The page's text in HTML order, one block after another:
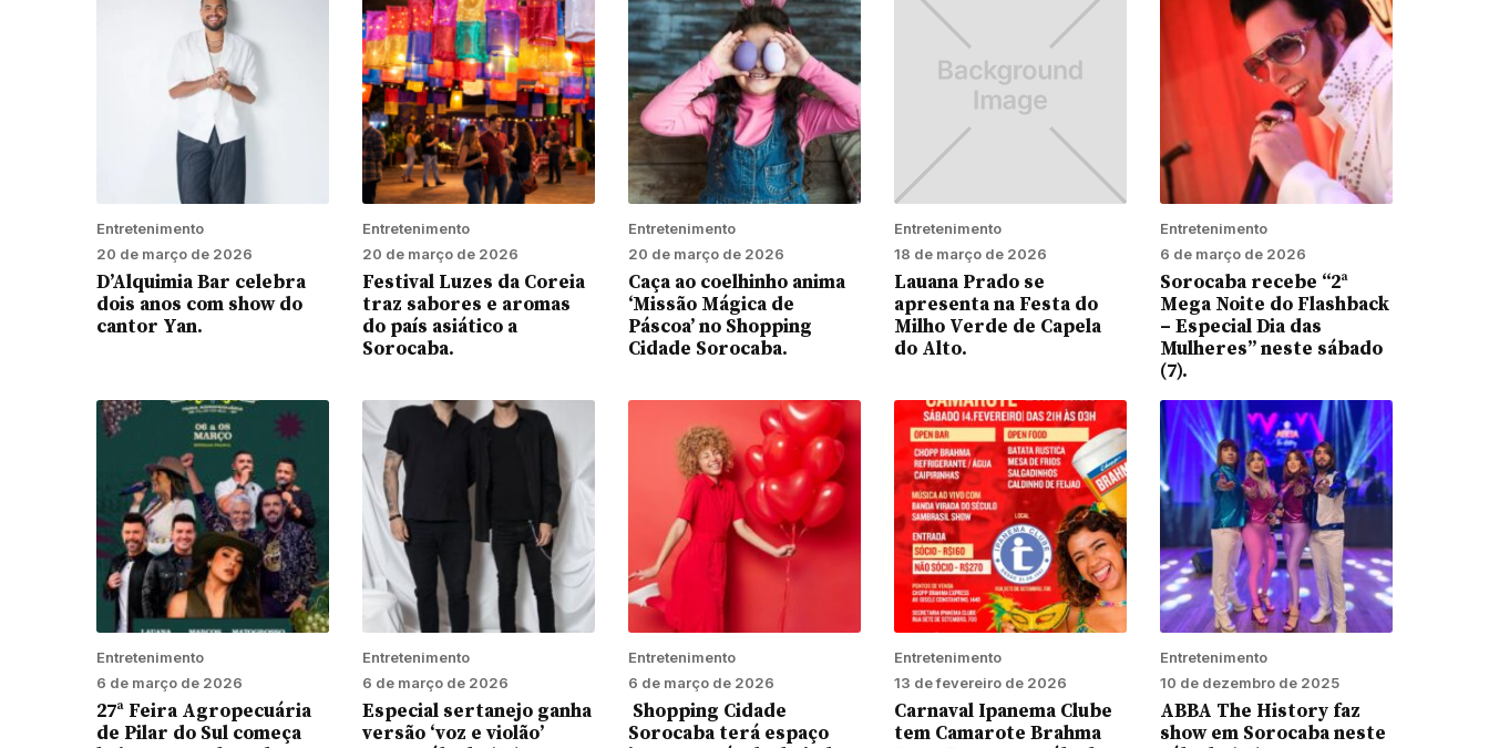
Entretenimento
20 de março de 2026
D’Alquimia Bar celebra
dois anos com show do
cantor Yan.
Entretenimento
20 de março de 2026
Festival Luzes da Coreia
traz sabores e aromas
do país asiático a
Sorocaba.
Entretenimento
20 de março de 2026
Caça ao coelhinho anima
‘Missão Mágica de
Páscoa’ no Shopping
Cidade Sorocaba.
Entretenimento
18 de março de 2026
Lauana Prado se
apresenta na Festa do
Milho Verde de Capela
do Alto.
Entretenimento
6 de março de 2026
Sorocaba recebe “2ª
Mega Noite do Flashback
– Especial Dia das
Mulheres” neste sábado
(7).
Entretenimento
6 de março de 2026
27ª Feira Agropecuária
de Pilar do Sul começa
Entretenimento
6 de março de 2026
Especial sertanejo ganha
versão ‘voz e violão’
Entretenimento
6 de março de 2026
Shopping Cidade
Sorocaba terá espaço
Entretenimento
13 de fevereiro de 2026
Carnaval Ipanema Clube
tem Camarote Brahma
Entretenimento
10 de dezembro de 2025
ABBA The History faz
show em Sorocaba neste